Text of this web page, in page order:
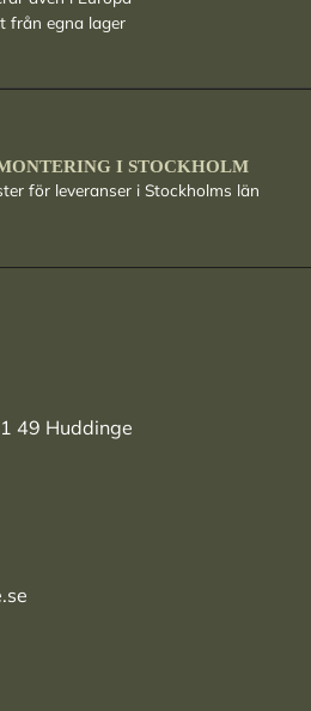
från egna lager
I STOCKHOLM
för leveranser i Stockholms län
49 Huddinge